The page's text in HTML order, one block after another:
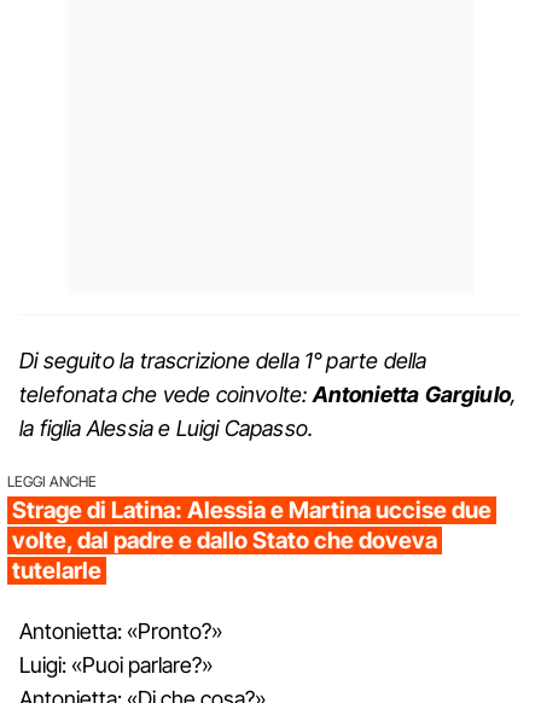
Di seguito la trascrizione della 1° parte della
telefonata che vede coinvolte: Antonietta Gargiulo,
la figlia Alessia e Luigi Capasso.
LEGGI ANCHE
Strage di Latina: Alessia e Martina uccise due
volte, dal padre e dallo Stato che doveva
tutelarle
Antonietta: «Pronto?»
Luigi: «Puoi parlare?»